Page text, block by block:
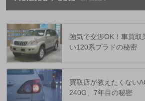
強気で交渉OK！車買取
い120系プラドの秘密
買取店が教えたくない
240G、7年目の秘密